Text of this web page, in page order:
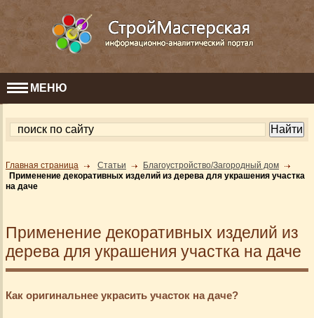
МЕНЮ
Главная страница Статьи
Благоустройство/Загородный дом
Применение декоративных изделий из дерева для украшения участка
на даче
Применение декоративных изделий из
дерева для украшения участка на даче
Как оригинальнее украсить участок на даче?